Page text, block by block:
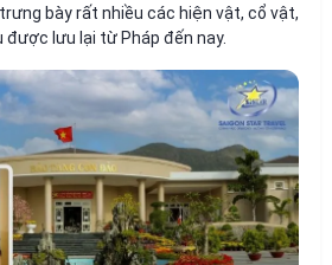
bày rất nhiều các hiện vật, cổ vật,
được lưu lại từ Pháp đến nay.